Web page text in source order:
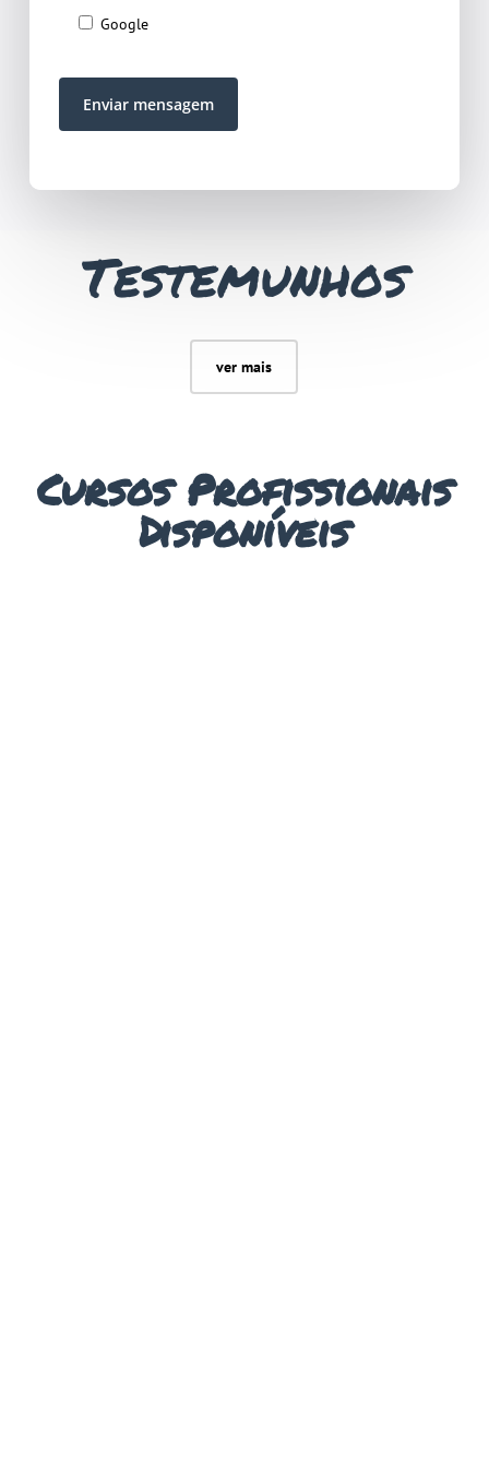
Google
Testemunhos
ver mais
Cursos Profissionais
Disponíveis